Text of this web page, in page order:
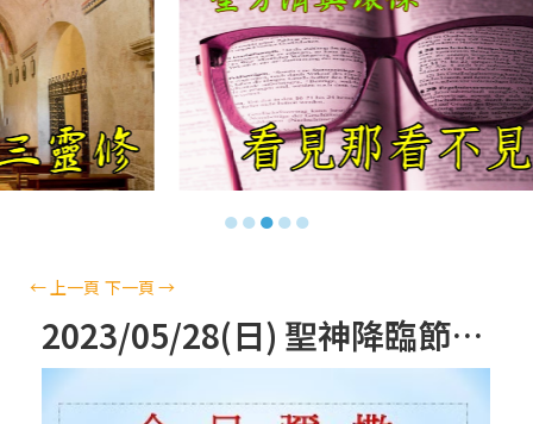
玲珠 老師
【信仰之旅】第十四集：「天主十誡(下)」
—金毓瑋 神父
【信仰之旅】第十三集：「天主十誡(上)」
—金毓瑋 神父
【信仰之旅】第十二集：「聖母、聖人」—
●●●●●
← 上一頁 下一頁→
2023/05/28(日) 聖神降臨節/五旬主日 彌撒 – 網路直播